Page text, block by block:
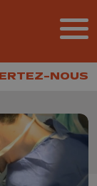
NOUS
NOUS